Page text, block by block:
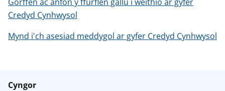
Credyd Cynhwysol
Mynd i'ch asesiad meddygol ar gyfer Credyd Cynhwysol
Cyngor